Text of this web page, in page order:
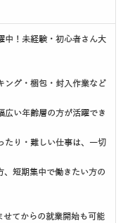
中！未経験・初心者さん大
ング・梱包・封入作業など
広い年齢層の方が活躍でき
たり・難しい仕事は、一切
、短期集中で働きたい方の
せてからの就業開始も可能